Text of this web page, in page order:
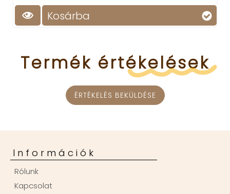
Kosárba
Termék értékelések
ÉRTÉKELÉS BEKÜLDÉSE
Információk
Rólunk
Kapcsolat